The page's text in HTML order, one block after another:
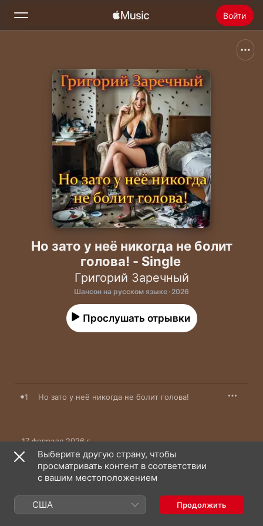
Войти
Главная
Радио
Установить Apple Music
Но зато у неё никогда не болит
голова! - Single
Григорий Заречный
Шансон на русском языке · 2026
Прослушать отрывки
1 Но зато у неё никогда не болит голова!
17 февраля 2026 г.
1 песня, 3 мин.
℗ 2026 United Music Group
Выберите другую страну, чтобы
просматривать контент в соответствии
с вашим местоположением
США Продолжить